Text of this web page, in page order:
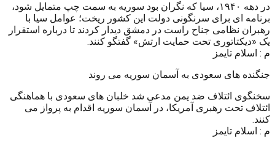
در دهه ۱۹۴۰، سیا که نگران بود سوریه به سمت چپ متمایل شود،
برنامه ای برای سرنگونی دولت این کشور ریخت؛ عوامل سیا با
رهبران نظامی جناح راست در دمشق دیدار کردند تا درباره استقرار
یک «دیکتاتوری تحت حمایت ارتش» گفتگو کنند.
م : اسلام تایمز
جنگنده های سعودی به آسمان سوریه می روند
سخنگوی ائتلاف ضد یمن مدعی شد خلبان های سعودی با هماهنگی
ائتلاف تحت رهبری آمریکا، در آسمان سوریه اقدام به پرواز می
کنند.
م : اسلام تایمز